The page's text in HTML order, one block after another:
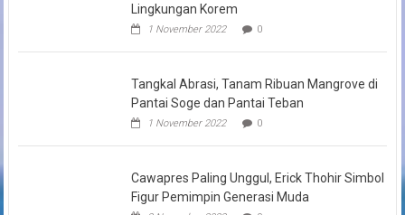
Lingkungan Korem
1 November 2022 0
Tangkal Abrasi, Tanam Ribuan Mangrove di
Pantai Soge dan Pantai Teban
1 November 2022 0
Cawapres Paling Unggul, Erick Thohir Simbol
Figur Pemimpin Generasi Muda